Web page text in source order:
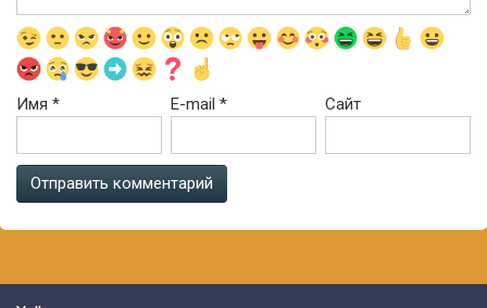
Имя * E-mail* Сайт